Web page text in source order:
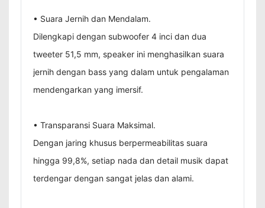
• Suara Jernih dan Mendalam.
Dilengkapi dengan subwoofer 4 inci dan dua
tweeter 51,5 mm, speaker ini menghasilkan suara
jernih dengan bass yang dalam untuk pengalaman
mendengarkan yang imersif.
• Transparansi Suara Maksimal.
Dengan jaring khusus berpermeabilitas suara
hingga 99,8%, setiap nada dan detail musik dapat
terdengar dengan sangat jelas dan alami.